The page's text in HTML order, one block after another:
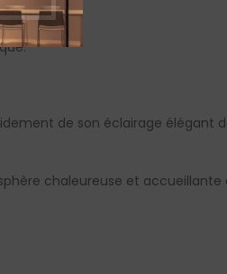
de son éclairage élégant
chaleureuse et accueillante